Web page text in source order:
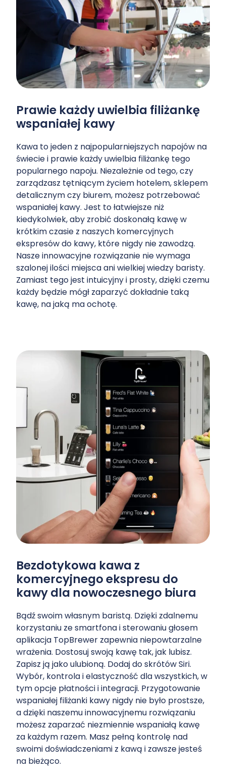
Prawie każdy uwielbia filiżankę
wspaniałej kawy
Kawa to jeden z najpopularniejszych napojów na
świecie i prawie każdy uwielbia filiżankę tego
popularnego napoju. Niezależnie od tego, czy
zarządzasz tętniącym życiem hotelem, sklepem
detalicznym czy biurem, możesz potrzebować
wspaniałej kawy. Jest to łatwiejsze niż
kiedykolwiek, aby zrobić doskonałą kawę w
krótkim czasie z naszych komercyjnych
ekspresów do kawy, które nigdy nie zawodzą.
Nasze innowacyjne rozwiązanie nie wymaga
szalonej ilości miejsca ani wielkiej wiedzy baristy.
Zamiast tego jest intuicyjny i prosty, dzięki czemu
każdy będzie mógł zaparzyć dokładnie taką
kawę, na jaką ma ochotę.
Bezdotykowa kawa z
komercyjnego ekspresu do
kawy dla nowoczesnego biura
Bądź swoim własnym baristą. Dzięki zdalnemu
korzystaniu ze smartfona i sterowaniu głosem
aplikacja TopBrewer zapewnia niepowtarzalne
wrażenia. Dostosuj swoją kawę tak, jak lubisz.
Zapisz ją jako ulubioną. Dodaj do skrótów Siri.
Wybór, kontrola i elastyczność dla wszystkich, w
tym opcje płatności i integracji. Przygotowanie
wspaniałej filiżanki kawy nigdy nie było prostsze,
a dzięki naszemu innowacyjnemu rozwiązaniu
możesz zaparzać niezmiennie wspaniałą kawę
za każdym razem. Masz pełną kontrolę nad
swoimi doświadczeniami z kawą i zawsze jesteś
na bieżąco.